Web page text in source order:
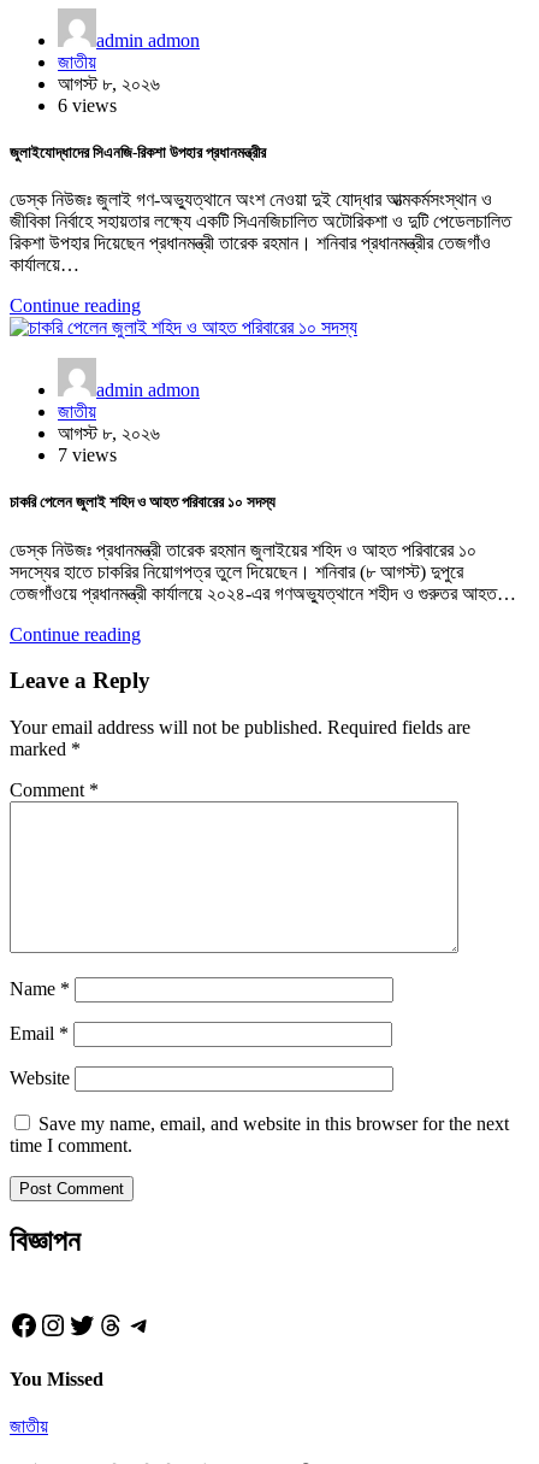
admin admon
জাতীয়
আগস্ট ৮, ২০২৬
6 views
জুলাইযোদ্ধাদের সিএনজি-রিকশা উপহার প্রধানমন্ত্রীর
ডেস্ক নিউজঃ জুলাই গণ-অভ্যুত্থানে অংশ নেওয়া দুই যোদ্ধার আত্মকর্মসংস্থান ও
জীবিকা নির্বাহে সহায়তার লক্ষ্যে একটি সিএনজিচালিত অটোরিকশা ও দুটি পেডেলচালিত
রিকশা উপহার দিয়েছেন প্রধানমন্ত্রী তারেক রহমান। শনিবার প্রধানমন্ত্রীর তেজগাঁও
কার্যালয়ে…
Continue reading
admin admon
জাতীয়
আগস্ট ৮, ২০২৬
7 views
চাকরি পেলেন জুলাই শহিদ ও আহত পরিবারের ১০ সদস্য
ডেস্ক নিউজঃ প্রধানমন্ত্রী তারেক রহমান জুলাইয়ের শহিদ ও আহত পরিবারের ১০
সদস্যের হাতে চাকরির নিয়োগপত্র তুলে দিয়েছেন। শনিবার (৮ আগস্ট) দুপুরে
তেজগাঁওয়ে প্রধানমন্ত্রী কার্যালয়ে ২০২৪-এর গণঅভ্যুত্থানে শহীদ ও গুরুতর আহত…
Continue reading
Leave a Reply
Your email address will not be published. Required fields are
marked *
Comment *
Name *
Email *
Website
Save my name, email, and website in this browser for the next
time I comment.
বিজ্ঞাপন
Facebook
Instagram
Twitter
Threads
Telegram
You Missed
জাতীয়